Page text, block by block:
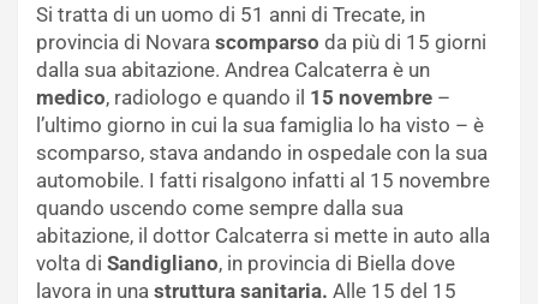
Si tratta di un uomo di 51 anni di Trecate, in
provincia di Novara scomparso da più di 15 giorni
dalla sua abitazione. Andrea Calcaterra è un
medico, radiologo e quando il 15 novembre –
l’ultimo giorno in cui la sua famiglia lo ha visto – è
scomparso, stava andando in ospedale con la sua
automobile. I fatti risalgono infatti al 15 novembre
quando uscendo come sempre dalla sua
abitazione, il dottor Calcaterra si mette in auto alla
volta di Sandigliano, in provincia di Biella dove
lavora in una struttura sanitaria. Alle 15 del 15